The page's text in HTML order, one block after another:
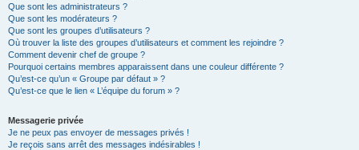
Que sont les administrateurs ?
Que sont les modérateurs ?
Que sont les groupes d’utilisateurs ?
Où trouver la liste des groupes d’utilisateurs et comment les rejoindre ?
Comment devenir chef de groupe ?
Pourquoi certains membres apparaissent dans une couleur différente ?
Qu’est-ce qu’un « Groupe par défaut » ?
Qu’est-ce que le lien « L’équipe du forum » ?
Messagerie privée
Je ne peux pas envoyer de messages privés !
Je reçois sans arrêt des messages indésirables !